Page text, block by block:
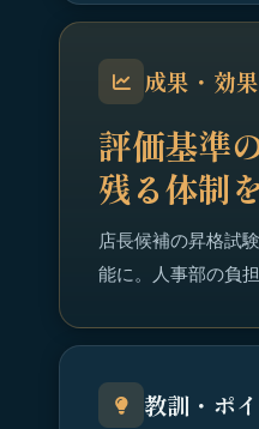
成果・効果
評価基準
残る体制
店長候補の昇格試
能に。人事部の負
教訓・ポ